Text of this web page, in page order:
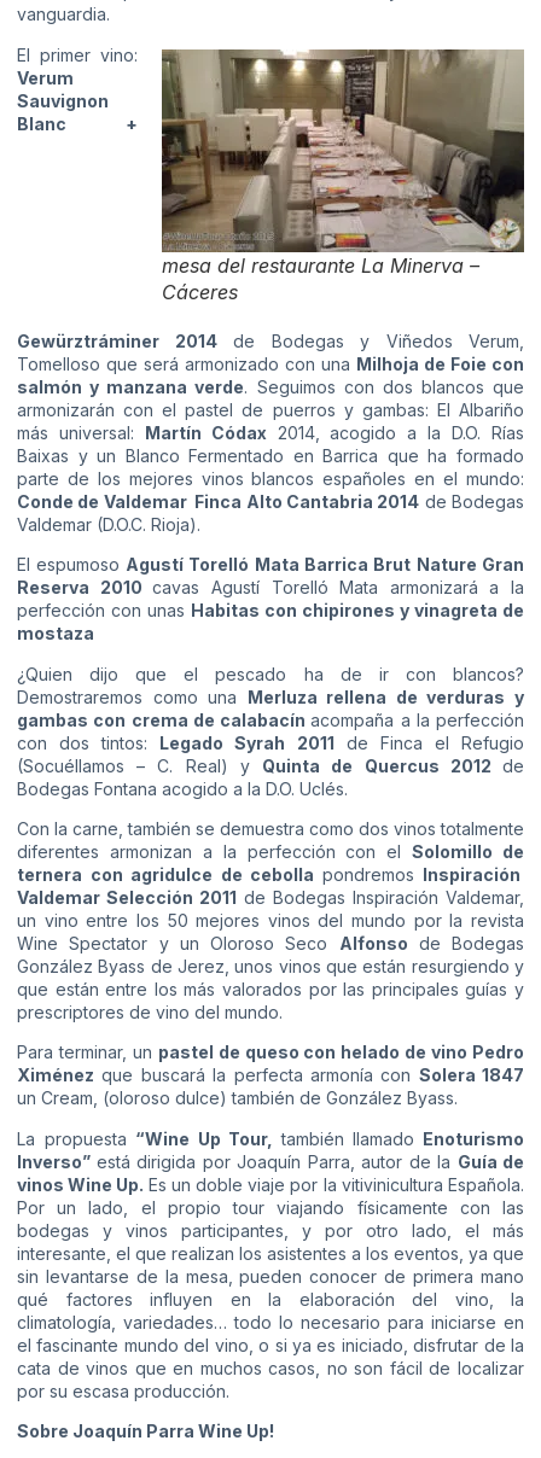
vanguardia.
mesa del restaurante La Minerva –
Cáceres
El primer vino:
Verum
Sauvignon
Blanc +
Gewürztráminer 2014de Bodegas y Viñedos Verum,
Tomelloso que será armonizado con una Milhoja de Foie con
salmón y manzana verde. Seguimos con dos blancos que
armonizarán con el pastel de puerros y gambas: El Albariño
más universal: Martín Códax 2014, acogido a la D.O. Rías
Baixas y un Blanco Fermentado en Barrica que ha formado
parte de los mejores vinos blancos españoles en el mundo:
Conde de Valdemar Finca Alto Cantabria 2014 de Bodegas
Valdemar (D.O.C. Rioja).
El espumoso Agustí Torelló Mata Barrica Brut Nature Gran
Reserva 2010cavas Agustí Torelló Mata armonizará a la
perfección con unas Habitas con chipirones y vinagreta de
mostaza
¿Quien dijo que el pescado ha de ir con blancos?
Demostraremos como una Merluza rellena de verduras y
gambas con crema de calabacínacompaña a la perfección
con dos tintos: Legado Syrah 2011 de Finca el Refugio
(Socuéllamos – C. Real) y Quinta de Quercus 2012de
Bodegas Fontana acogido a la D.O. Uclés.
Con la carne, también se demuestra como dos vinos totalmente
diferentes armonizan a la perfección con elSolomillo de
ternera con agridulce de cebolla pondremos Inspiración
Valdemar Selección 2011 de Bodegas Inspiración Valdemar,
un vino entre los 50 mejores vinos del mundo por la revista
Wine Spectator y un Oloroso Seco Alfonso de Bodegas
González Byass de Jerez, unos vinos que están resurgiendo y
que están entre los más valorados por las principales guías y
prescriptores de vino del mundo.
Para terminar, un pastel de queso con helado de vino Pedro
Ximénez que buscará la perfecta armonía con Solera 1847
un Cream, (oloroso dulce) también de González Byass.
La propuesta “Wine Up Tour,también llamado Enoturismo
Inverso” está dirigida por Joaquín Parra, autor de la Guía de
vinos Wine Up. Es un doble viaje por la vitivinicultura Española.
Por un lado, el propio tour viajando físicamente con las
bodegas y vinos participantes, y por otro lado, el más
interesante, el que realizan los asistentes a los eventos, ya que
sin levantarse de la mesa, pueden conocer de primera mano
qué factores influyen en la elaboración del vino, la
climatología, variedades… todo lo necesario para iniciarse en
el fascinante mundo del vino, o si ya es iniciado, disfrutar de la
cata de vinos que en muchos casos, no son fácil de localizar
por su escasa producción.
Sobre Joaquín Parra Wine Up!